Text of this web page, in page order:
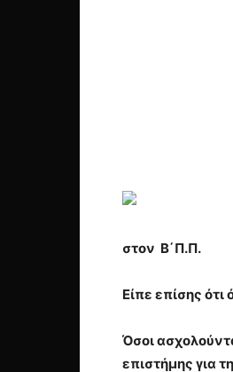
στον Β΄Π.Π.
Είπε επίσης
Όσοι
επιστήμης για